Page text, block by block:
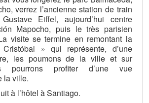
verrez l’ancienne station de train
Eiffel, aujourd’hui centre
Mapocho, puis le très parisien
visite se termine en remontant la
» qui représente, d’une
les poumons de la ville et sur
pourrons profiter d’une vue
la ville.
à l’hôtel à Santiago.